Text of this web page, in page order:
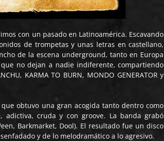
con un pasado en Latinoamérica. Escavando
de trompetas y unas letras en castellano,
de la escena underground, tanto en Europa
no dejan a nadie indiferente, compartiendo
KARMA TO BURN, MONDO GENERATOR y
que obtuvo una gran acogida tanto dentro como
cruda y con groove. La banda grabó
Barkmarket, Dool). El resultado fue un disco
y de lo melodramático a lo agresivo.